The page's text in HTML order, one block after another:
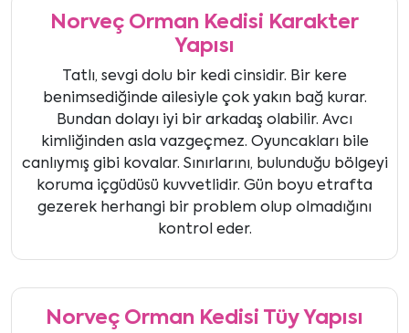
Norveç Orman Kedisi Karakter
Yapısı
Tatlı, sevgi dolu bir kedi cinsidir. Bir kere
benimsediğinde ailesiyle çok yakın bağ kurar.
Bundan dolayı iyi bir arkadaş olabilir. Avcı
kimliğinden asla vazgeçmez. Oyuncakları bile
canlıymış gibi kovalar. Sınırlarını, bulunduğu bölgeyi
koruma içgüdüsü kuvvetlidir. Gün boyu etrafta
gezerek herhangi bir problem olup olmadığını
kontrol eder.
Norveç Orman Kedisi Tüy Yapısı